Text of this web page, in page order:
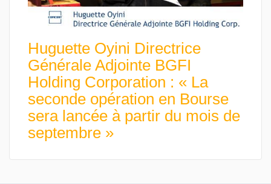
Huguette Oyini Directrice
Générale Adjointe BGFI
Holding Corporation : « La
seconde opération en Bourse
sera lancée à partir du mois de
septembre »